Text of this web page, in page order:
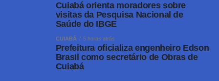
conterá, no mínimo, os seguintes dados: nome, CPF e
data de nascimento, foto, características físicas e
identificação datiloscópica; DNA; e tipificação penal do
crime pelo qual foi condenado.
Será de responsabilidade do Poder Executivo, através da
Cuiabá orienta moradores sobre
visitas da Pesquisa Nacional de
Saúde do IBGE
CUIABÁ 5 horas atrás
Prefeitura oficializa engenheiro Edson
Brasil como secretário de Obras de
Cuiabá